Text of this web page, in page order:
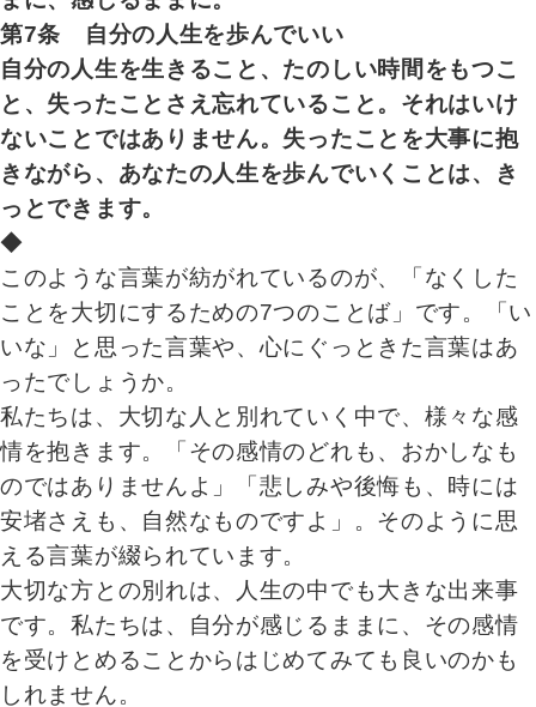
第7条 自分の人生を歩んでいい
自分の人生を生きること、たのしい時間をもつこ
と、失ったことさえ忘れていること。それはいけ
ないことではありません。失ったことを大事に抱
きながら、あなたの人生を歩んでいくことは、き
っとできます。
◆
このような言葉が紡がれているのが、「なくした
ことを大切にするための7つのことば」です。「い
いな」と思った言葉や、心にぐっときた言葉はあ
ったでしょうか。
私たちは、大切な人と別れていく中で、様々な感
情を抱きます。「その感情のどれも、おかしなも
のではありませんよ」「悲しみや後悔も、時には
安堵さえも、自然なものですよ」。そのように思
える言葉が綴られています。
大切な方との別れは、人生の中でも大きな出来事
です。私たちは、自分が感じるままに、その感情
を受けとめることからはじめてみても良いのかも
しれません。